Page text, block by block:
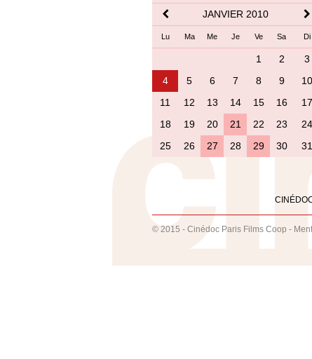
JANVIER 2010
Lu Ma Me Je Ve Sa Di
1 2
3
4
5 6 7 8 9
10
11
12 13 14 15 16
17
18
19 20 21 22 23
24
25
26 27 28 29 30 31
© 2015 - Cinédoc Paris Films Coop -